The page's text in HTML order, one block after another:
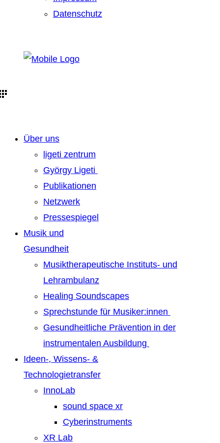
Datenschutz
Über uns
ligeti zentrum
György Ligeti
Publikationen
Netzwerk
Pressespiegel
Musik und
Gesundheit
Musiktherapeutische Instituts- und
Lehrambulanz
Healing Soundscapes
Sprechstunde für Musiker:innen
Gesundheitliche Prävention in der
instrumentalen Ausbildung
Ideen-, Wissens- &
Technologietransfer
InnoLab
sound space xr
Cyberinstruments
XR Lab